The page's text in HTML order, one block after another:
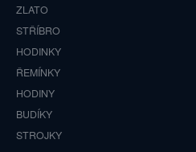
ZLATO
STŘÍBRO
HODINKY
ŘEMÍNKY
HODINY
BUDÍKY
STROJKY